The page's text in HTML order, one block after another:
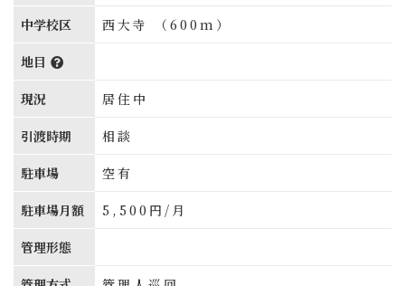
中学校区 西大寺 （600m）
地目
現況 居住中
引渡時期 相談
駐車場 空有
駐車場月額 5,500円/月
管理形態